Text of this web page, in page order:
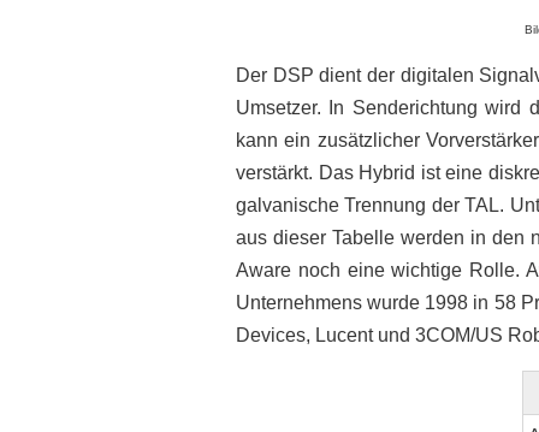
Der DSP dient der digitalen
Umsetzer. In Senderichtung wird
kann ein zusätzlicher
verstärkt. Das Hybrid ist eine
galvanische Trennung der TAL.
aus dieser Tabelle werden in den
Aware noch eine wichtige Rolle.
Unternehmens wurde 1998 in 58
Devices, Lucent und 3COM/US